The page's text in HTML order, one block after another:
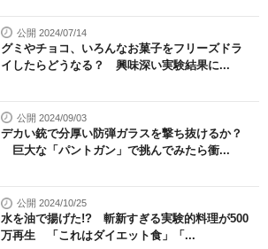
公開 2024/07/14
グミやチョコ、いろんなお菓子をフリーズドラ
イしたらどうなる？ 興味深い実験結果に...
公開 2024/09/03
デカい銃で分厚い防弾ガラスを撃ち抜けるか？
巨大な「パントガン」で挑んでみたら衝...
公開 2024/10/25
水を油で揚げた!? 斬新すぎる実験的料理が500
万再生 「これはダイエット食」「...